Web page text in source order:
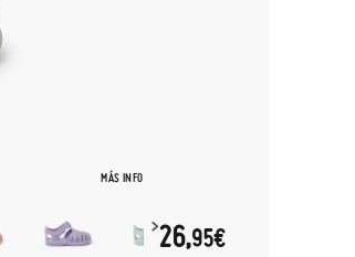
MÁS INFO
26,95€